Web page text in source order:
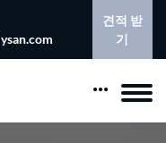
견적 받
기